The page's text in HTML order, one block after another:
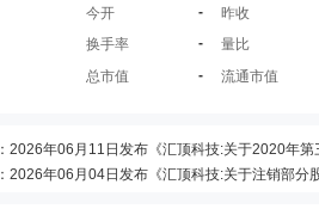
今开 - 昨收
换手率
- 量比
总市值
- 流通市值
： 2026年06月11日发布《汇顶科技:关于2020年第
： 2026年06月04日发布《汇顶科技:关于注销部分